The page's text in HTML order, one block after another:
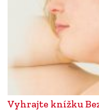
Vyhrajte knížku